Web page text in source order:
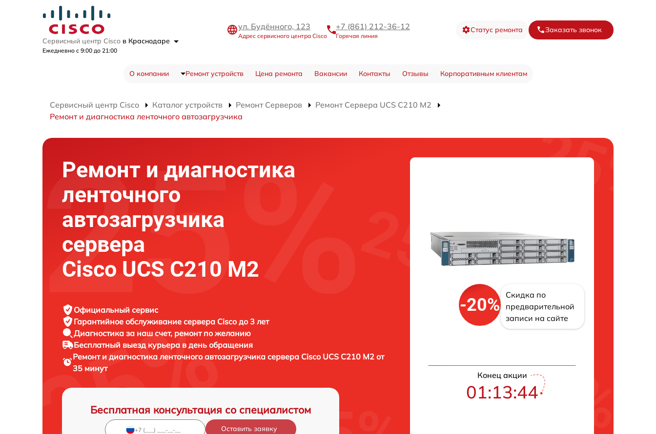
Сервисный центр Cisco в Краснодаре
Ежедневно с 9:00 до 21:00
ул. Будённого, 123
Адрес сервисного центра Cisco
+7 (861) 212-36-12
Горячая линия
Статус ремонта Заказать звонок
О компании Ремонт устройств Цена ремонта Вакансии Контакты Отзывы Корпоративным клиентам
Сервисный центр Cisco Каталог устройств Ремонт Серверов
Ремонт Сервера UCS C210 M2
Ремонт и диагностика ленточного автозагрузчика
Ремонт и диагностика
ленточного
автозагрузчика
сервера
Cisco UCS C210 M2
Официальный сервис
Гарантийное обслуживание сервера Cisco до 3 лет
Диагностика за наш счет, ремонт по желанию
Бесплатный выезд курьера в день обращения
Ремонт и диагностика ленточного автозагрузчика сервера Cisco UCS C210 M2 от
35 минут
Бесплатная консультация со специалистом
Оставить заявку
-20%
Скидка по
предварительной
записи на сайте
Конец акции
01:13:43